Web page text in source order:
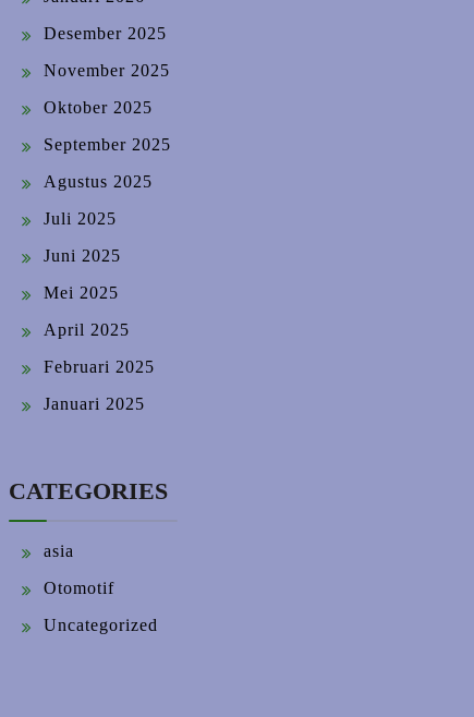
Desember 2025
November 2025
Oktober 2025
September 2025
Agustus 2025
Juli 2025
Juni 2025
Mei 2025
April 2025
Februari 2025
Januari 2025
CATEGORIES
asia
Otomotif
Uncategorized